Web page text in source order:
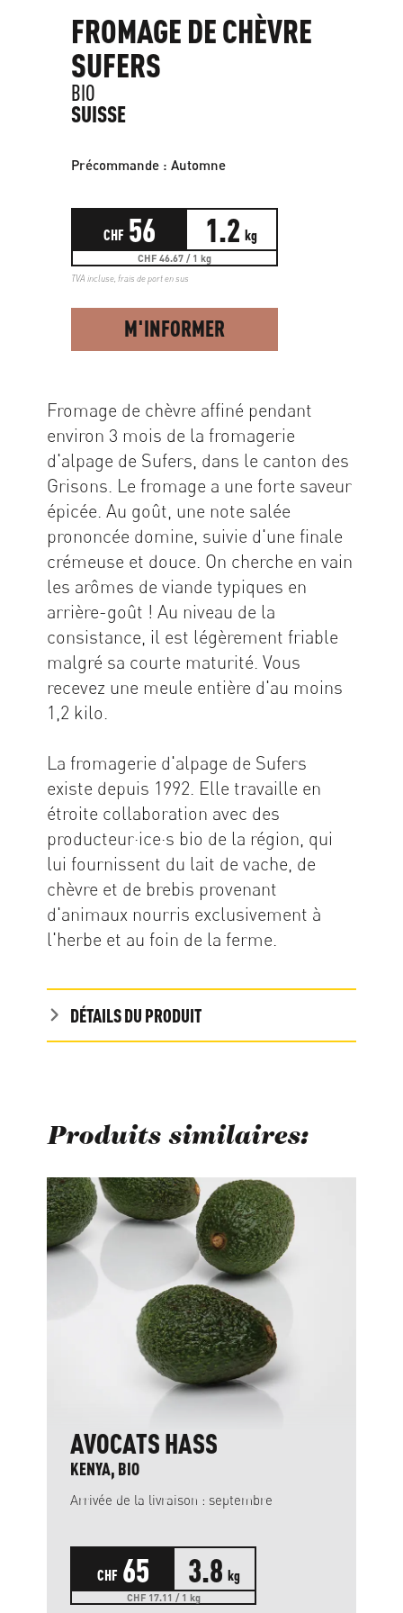
FROMAGE DE CHÈVRE
SUFERS
BIO
SUISSE
Précommande : Automne
CHF 56 1.2 kg
CHF 46.67 / 1 kg
TVA incluse, frais de port en sus
M'INFORMER
Fromage de chèvre affiné pendant
environ 3 mois de la fromagerie
d'alpage de Sufers, dans le canton des
Grisons. Le fromage a une forte saveur
épicée. Au goût, une note salée
prononcée domine, suivie d'une finale
crémeuse et douce. On cherche en vain
les arômes de viande typiques en
arrière-goût ! Au niveau de la
consistance, il est légèrement friable
malgré sa courte maturité. Vous
recevez une meule entière d'au moins
1,2 kilo.
La fromagerie d'alpage de Sufers
existe depuis 1992. Elle travaille en
étroite collaboration avec des
producteur·ice·s bio de la région, qui
lui fournissent du lait de vache, de
chèvre et de brebis provenant
d'animaux nourris exclusivement à
l'herbe et au foin de la ferme.
DÉTAILS DU PRODUIT
Produits similaires:
Ignorer la galerie de produits
AVOCATS HASS
KENYA, BIO
Arrivée de la livraison : septembre
CHF 65 3.8 kg
CHF 17.11 / 1 kg